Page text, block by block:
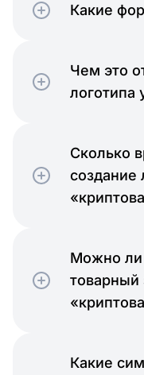
Какие
Чем это
логотипа
Сколько
создание
Можно ли
товарный
Какие